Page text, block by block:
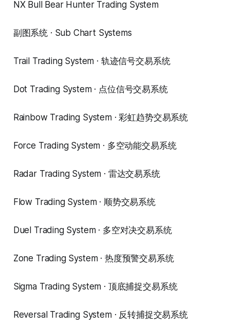
NX Bull Bear Hunter Trading System
副图系统 · Sub Chart Systems
Trail Trading System · 轨迹信号交易系统
Dot Trading System · 点位信号交易系统
Rainbow Trading System · 彩虹趋势交易系统
Force Trading System · 多空动能交易系统
Radar Trading System · 雷达交易系统
Flow Trading System · 顺势交易系统
Duel Trading System · 多空对决交易系统
Zone Trading System · 热度预警交易系统
Sigma Trading System · 顶底捕捉交易系统
Reversal Trading System · 反转捕捉交易系统